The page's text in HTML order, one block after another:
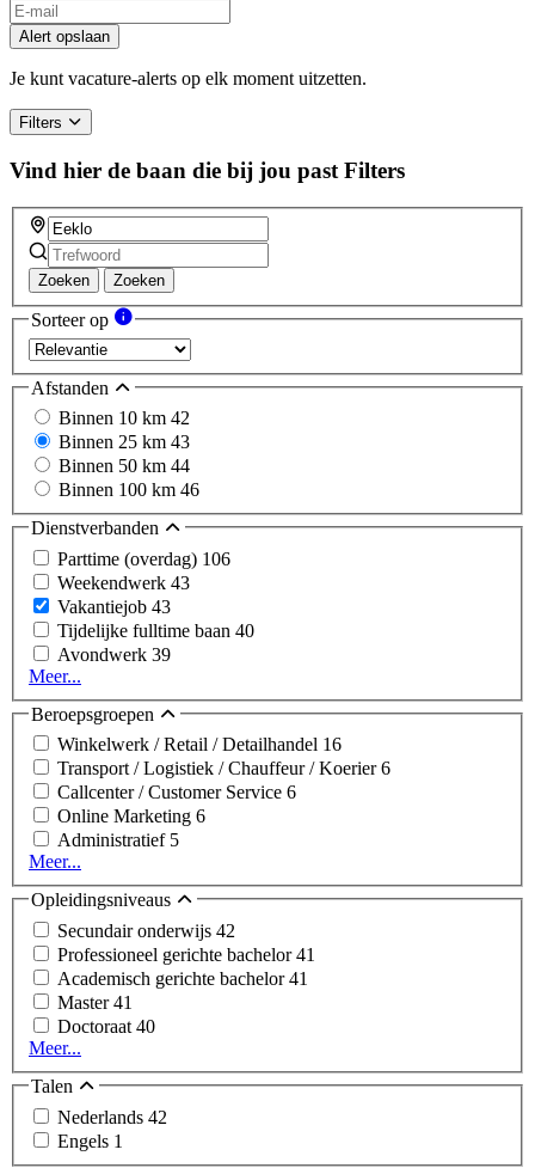
Alert opslaan
Je kunt vacature-alerts op elk moment uitzetten.
Filters
Vind hier de baan die bij jou past Filters
Zoeken Zoeken
Sorteer op
Afstanden
Binnen 10 km 42
Binnen 25 km 43
Binnen 50 km 44
Binnen 100 km 46
Dienstverbanden
Parttime (overdag) 106
Weekendwerk 43
Vakantiejob 43
Tijdelijke fulltime baan 40
Avondwerk 39
Meer...
Beroepsgroepen
Winkelwerk / Retail / Detailhandel 16
Transport / Logistiek / Chauffeur / Koerier6
Callcenter / Customer Service 6
Online Marketing 6
Administratief 5
Meer...
Opleidingsniveaus
Secundair onderwijs 42
Professioneel gerichte bachelor41
Academisch gerichte bachelor41
Master41
Doctoraat 40
Meer...
Talen
Nederlands 42
Engels 1